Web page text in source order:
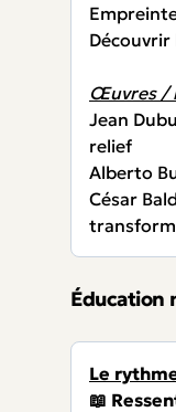
Découvrir
Œuvres /
Jean
relief
Alberto
César
Éducation
Le
📖